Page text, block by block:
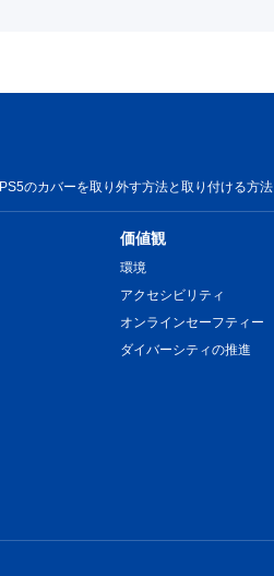
PS5のカバーを取り外す方法と取り付ける方法
価値観
環境
アクセシビリティ
オンラインセーフティー
ダイバーシティの推進